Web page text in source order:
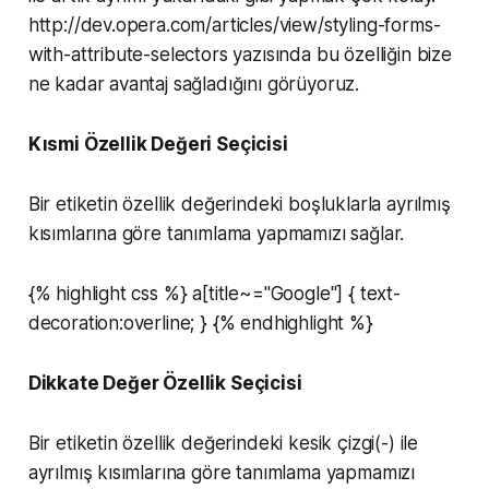
http://dev.opera.com/articles/view/styling-forms-
with-attribute-selectors yazısında bu özelliğin bize
ne kadar avantaj sağladığını görüyoruz.
Kısmi Özellik Değeri Seçicisi
Bir etiketin özellik değerindeki boşluklarla ayrılmış
kısımlarına göre tanımlama yapmamızı sağlar.
{% highlight css %} a[title~="Google"] { text-
decoration:overline; } {% endhighlight %}
Dikkate Değer Özellik Seçicisi
Bir etiketin özellik değerindeki kesik çizgi(-) ile
ayrılmış kısımlarına göre tanımlama yapmamızı